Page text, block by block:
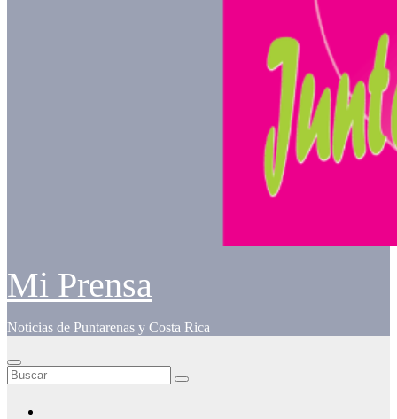
Mi Prensa
Noticias de Puntarenas y Costa Rica